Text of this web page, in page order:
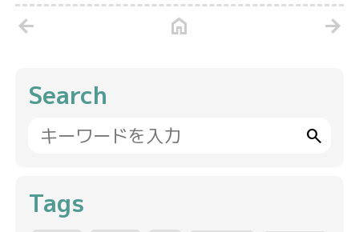
arrow_back home arrow_forward
Search
search
Tags